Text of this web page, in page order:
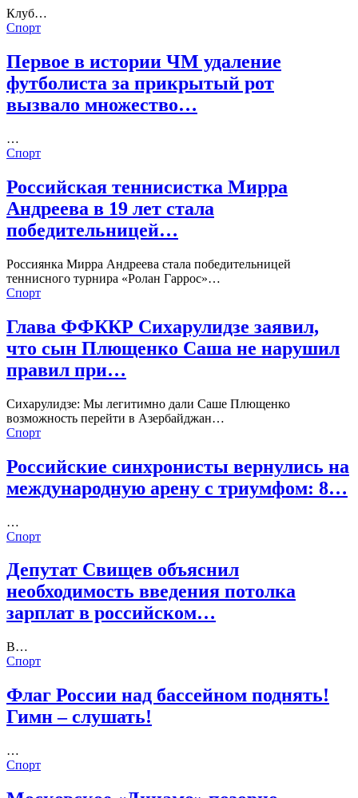
Клуб…
Спорт
Первое в истории ЧМ удаление
футболиста за прикрытый рот
вызвало множество…
…
Спорт
Российская теннисистка Мирра
Андреева в 19 лет стала
победительницей…
Россиянка Мирра Андреева стала победительницей
теннисного турнира «Ролан Гаррос»…
Спорт
Глава ФФККР Сихарулидзе заявил,
что сын Плющенко Саша не нарушил
правил при…
Сихарулидзе: Мы легитимно дали Саше Плющенко
возможность перейти в Азербайджан…
Спорт
Российские синхронисты вернулись на
международную арену с триумфом: 8…
…
Спорт
Депутат Свищев объяснил
необходимость введения потолка
зарплат в российском…
В…
Спорт
Флаг России над бассейном поднять!
Гимн – слушать!
…
Спорт